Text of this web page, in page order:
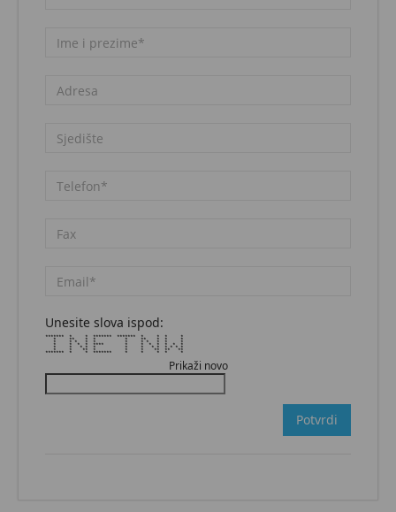
Unesite slova ispod:
******* * * ******* ******* * * * *
* ** * * * ** * * *
* * * * * * * * * * *
* * * * **** * * * * * * *
* * * * * * * * * * * * *
* * ** * * * ** ** **
******* * * ******* * * * * *
Prikaži novo
Potvrdi